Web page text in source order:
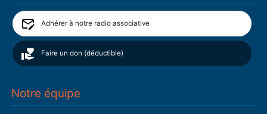
Adhérer à notre radio associative
Faire un don (déductible)
Notre équipe